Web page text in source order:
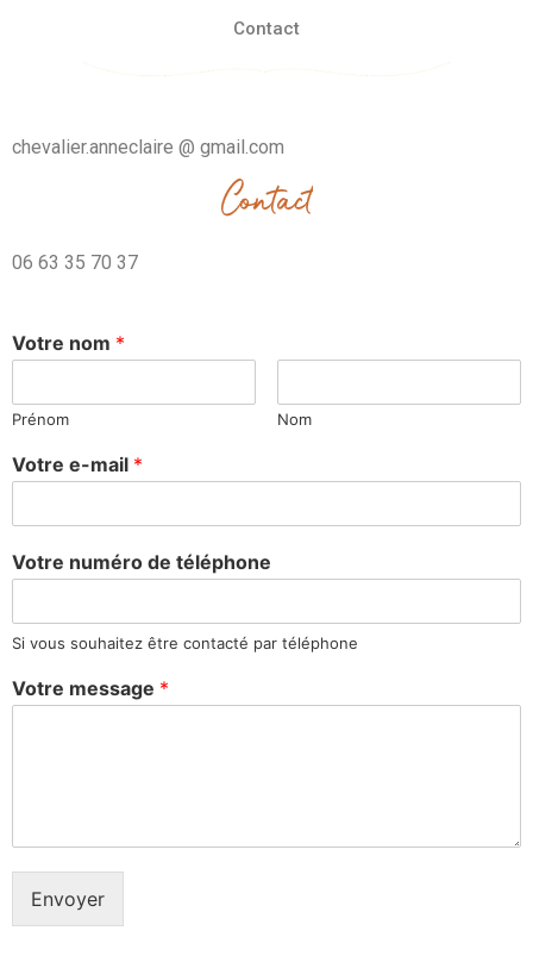
Contact
chevalier.anneclaire @ gmail.com
06 63 35 70 37
Votre nom *
Prénom Nom
Votre e-mail *
Votre numéro de téléphone
Si vous souhaitez être contacté par téléphone
Votre message *
Envoyer